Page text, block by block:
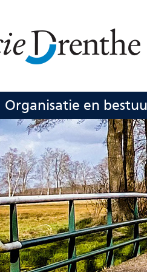
Actueel
Uitklappen
Organisatie en